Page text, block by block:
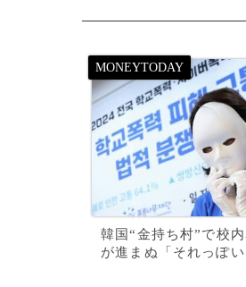
韓国“金持ち村”で校
が進まぬ「それっぽ